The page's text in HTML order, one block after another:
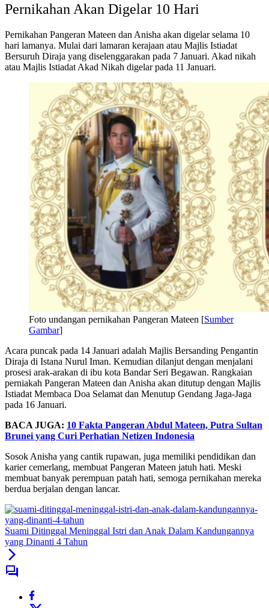
Pernikahan Akan Digelar 10 Hari
Pernikahan Pangeran Mateen dan Anisha akan digelar selama 10
hari lamanya. Mulai dari lamaran kerajaan atau Majlis Istiadat
Bersuruh Diraja yang diselenggarakan pada 7 Januari. Akad nikah
atau Majlis Istiadat Akad Nikah digelar pada 11 Januari.
Foto undangan pernikahan Pangeran Mateen [Sumber
Gambar]
Acara puncak pada 14 Januari adalah Majlis Bersanding Pengantin
Diraja di Istana Nurul Iman. Kemudian dilanjut dengan menjalani
prosesi arak-arakan di ibu kota Bandar Seri Begawan. Rangkaian
perniakah Pangeran Mateen dan Anisha akan ditutup dengan Majlis
Istiadat Membaca Doa Selamat dan Menutup Gendang Jaga-Jaga
pada 16 Januari.
BACA JUGA: 10 Fakta Pangeran Abdul Mateen, Putra Sultan
Brunei yang Curi Perhatian Netizen Indonesia
Sosok Anisha yang cantik rupawan, juga memiliki pendidikan dan
karier cemerlang, membuat Pangeran Mateen jatuh hati. Meski
membuat banyak perempuan patah hati, semoga pernikahan mereka
berdua berjalan dengan lancar.
Suami Ditinggal Meninggal Istri dan Anak Dalam Kandungannya
yang Dinanti 4 Tahun